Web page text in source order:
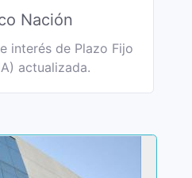
Nación
interés de Plazo Fijo
actualizada.